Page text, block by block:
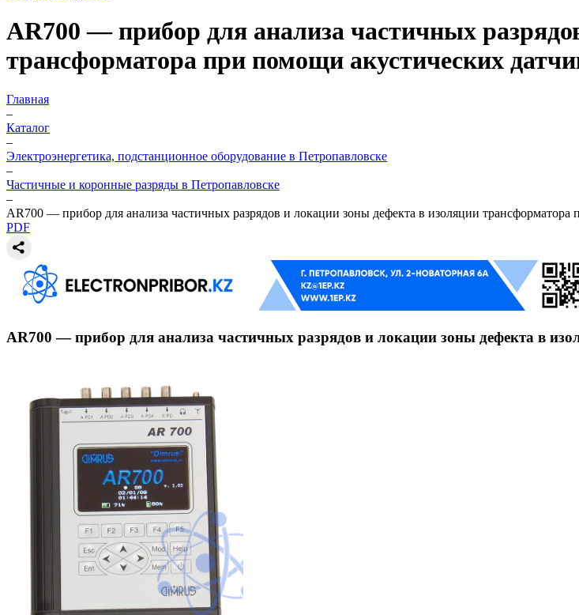
AR700 — прибор для анализа частичных
трансформатора при помощи акустических
Главная
–
Каталог
–
Электроэнергетика, подстанционное оборудование в Петропавловске
–
Частичные и коронные разряды в Петропавловске
–
AR700 — прибор для анализа частичных разрядов и локации зоны дефекта в изоляции трансформатора
PDF
AR700 — прибор для анализа частичных разрядов и локации зоны дефекта в